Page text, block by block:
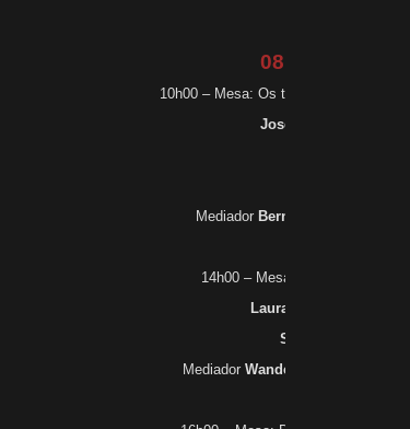
08 de outubro
10h00 – Mesa: Os trópicos entre a
José Augusto Pádua
Mediador Bernardo Jefferson de
14h00 – Mesa: Cláudio Manuel
Laura de Mello e Souza
Sérgio Alcides
Mediador Wander Melo Miranda